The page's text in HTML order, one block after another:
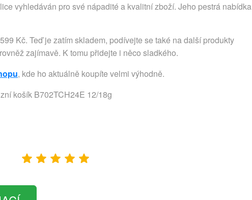
vyhledáván pro své nápadité a kvalitní zboží. Jeho pestrá nabídka
Kč. Teď je zatím skladem, podívejte se také na další produkty
zajímavě. K tomu přidejte i něco sladkého.
, kde ho aktuálně koupíte velmi výhodně.
košík B702TCH24E 12/18g